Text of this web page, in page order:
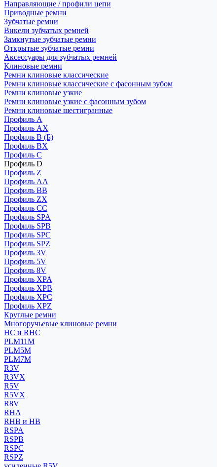
Направляющие / профили цепи
Приводные ремни
Зубчатые ремни
Викели зубчатых ремней
Замкнутые зубчатые ремни
Открытые зубчатые ремни
Аксессуары для зубчатых ремней
Клиновые ремни
Ремни клиновые классические
Ремни клиновые классические с фасонным зубом
Ремни клиновые узкие
Ремни клиновые узкие с фасонным зубом
Ремни клиновые шестигранные
Профиль A
Профиль AX
Профиль B (Б)
Профиль BX
Профиль C
Профиль D
Профиль Z
Профиль АА
Профиль BB
Профиль ZX
Профиль CC
Профиль SPA
Профиль SPB
Профиль SPC
Профиль SPZ
Профиль 3V
Профиль 5V
Профиль 8V
Профиль XPA
Профиль XPB
Профиль XPC
Профиль XPZ
Круглые ремни
Многоручьевые клиновые ремни
HC и RHC
PLM11M
PLM5M
PLM7M
R3V
R3VX
R5V
R5VX
R8V
RHA
RHB и HB
RSPA
RSPB
RSPC
RSPZ